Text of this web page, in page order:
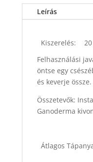
Leírás
Kiszerelés:
Felhasználási
öntse egy
és keverje össze.
Összetevők:
Ganoderma
Átlagos